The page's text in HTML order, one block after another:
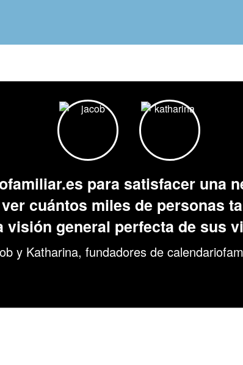
para satisfacer una
cuántos miles de personas
visión general perfecta de sus
y Katharina, fundadores de